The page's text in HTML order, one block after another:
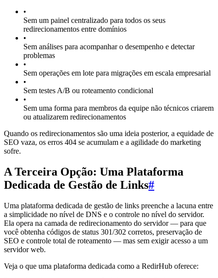
•
Sem um painel centralizado para todos os seus
redirecionamentos entre domínios
•
Sem análises para acompanhar o desempenho e detectar
problemas
•
Sem operações em lote para migrações em escala empresarial
•
Sem testes A/B ou roteamento condicional
•
Sem uma forma para membros da equipe não técnicos criarem
ou atualizarem redirecionamentos
Quando os redirecionamentos são uma ideia posterior, a equidade de
SEO vaza, os erros 404 se acumulam e a agilidade do marketing
sofre.
A Terceira Opção: Uma Plataforma
Dedicada de Gestão de Links#
Uma plataforma dedicada de gestão de links preenche a lacuna entre
a simplicidade no nível de DNS e o controle no nível do servidor.
Ela opera na camada de redirecionamento do servidor — para que
você obtenha códigos de status 301/302 corretos, preservação de
SEO e controle total de roteamento — mas sem exigir acesso a um
servidor web.
Veja o que uma plataforma dedicada como a RedirHub oferece: